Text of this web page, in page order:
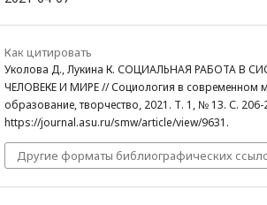
Как цитировать
Уколова Д., Лукина К. СОЦИАЛЬНАЯ РАБОТА В
ЧЕЛОВЕКЕ И МИРЕ // Социология в современном
образование, творчество, 2021. Т. 1, № 13. С. 206-
https://journal.asu.ru/smw/article/view/9631.
Другие форматы библиографических